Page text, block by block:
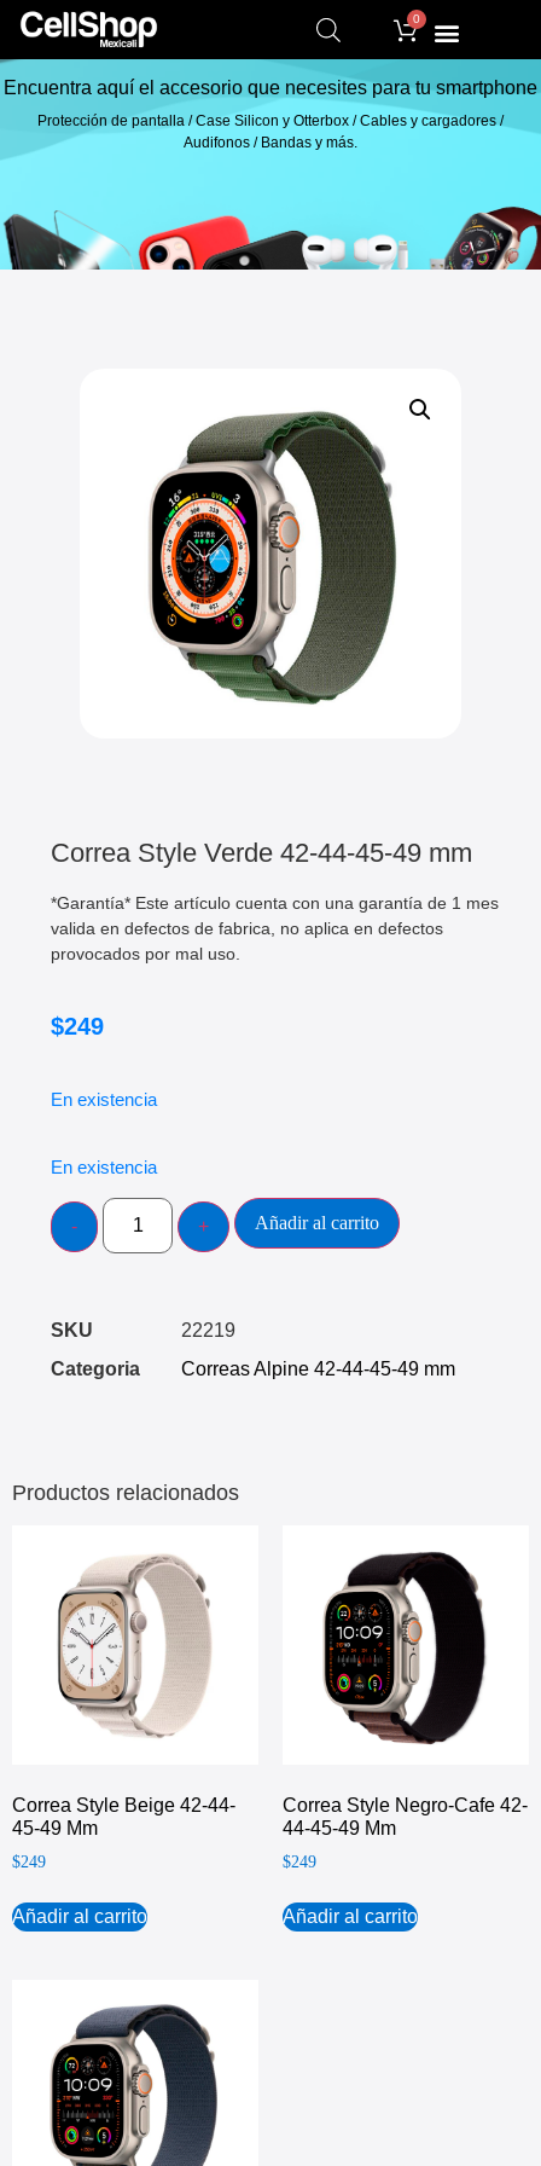
0
Encuentra aquí el accesorio que necesites para tu smartphone
Protección de pantalla / Case Silicon y Otterbox / Cables y cargadores /
Audifonos / Bandas y más.
Correa Style Verde 42-44-45-49 mm
*Garantía* Este artículo cuenta con una garantía de 1 mes
valida en defectos de fabrica, no aplica en defectos
provocados por mal uso.
$249
En existencia
En existencia
Añadir al carrito
SKU
22219
Categoria
Correas Alpine 42-44-45-49 mm
Productos relacionados
Correa Style Beige 42-44-
45-49 Mm
$249
Añadir al carrito
Correa Style Negro-Cafe 42-
44-45-49 Mm
$249
Añadir al carrito